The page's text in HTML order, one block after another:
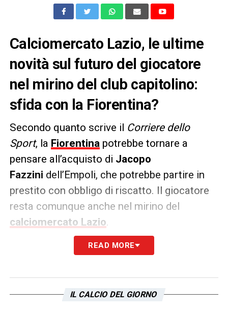
Calciomercato Lazio, le ultime
novità sul futuro del giocatore
nel mirino del club capitolino:
sfida con la Fiorentina?
Secondo quanto scrive il Corriere dello
Sport, la Fiorentinapotrebbe tornare a
pensare all’acquisto di Jacopo
Fazzini dell’Empoli, che potrebbe partire in
prestito con obbligo di riscatto. Il giocatore
resta comunque anche nel mirino del
calciomercato Lazio.
Il giocatore piace sempre per il centrocampo,
dirigenza monitora anche altri profili,
comeNicolò FagiolidellaJuvee Morten
READ MORE
IL CALCIO DEL GIORNO